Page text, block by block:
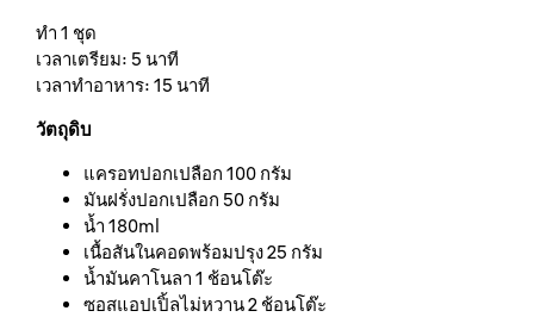
ทำ 1 ชุด
เวลาเตรียม: 5 นาที
เวลาทำอาหาร: 15 นาที
วัตถุดิบ
แครอทปอกเปลือก 100 กรัม
มันฝรั่งปอกเปลือก 50 กรัม
น้ำ 180ml
เนื้อสันในคอดพร้อมปรุง 25 กรัม
น้ำมันคาโนลา 1 ช้อนโต๊ะ
ซอสแอปเปิ้ลไม่หวาน 2 ช้อนโต๊ะ